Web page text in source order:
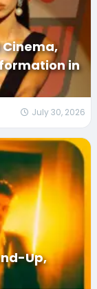
in
July 30, 2026
Up,